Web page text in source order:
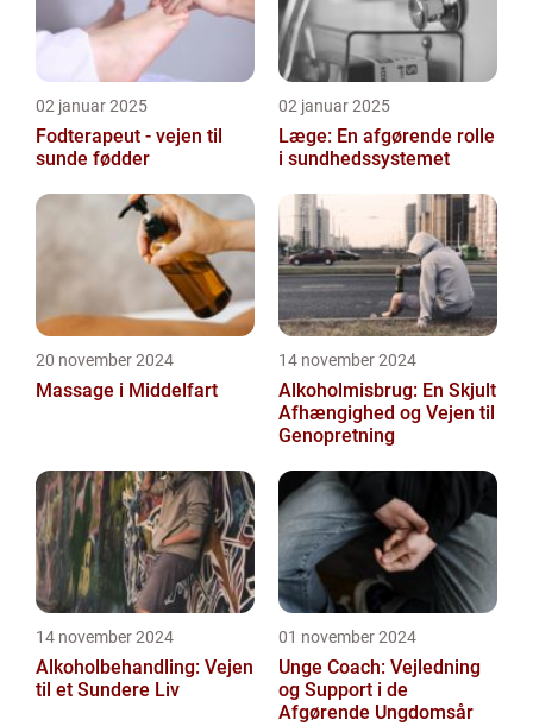
02 januar 2025
Fodterapeut - vejen til
sunde fødder
02 januar 2025
Læge: En afgørende rolle
i sundhedssystemet
20 november 2024
Massage i Middelfart
14 november 2024
Alkoholmisbrug: En Skjult
Afhængighed og Vejen til
Genopretning
14 november 2024
Alkoholbehandling: Vejen
til et Sundere Liv
01 november 2024
Unge Coach: Vejledning
og Support i de
Afgørende Ungdomsår